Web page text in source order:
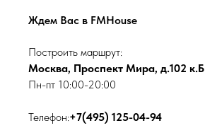
Ждем Вас в FMHouse
Построить маршрут:
Москва, Проспект Мира, д.102 к.Б
Пн-пт 10:00-20:00
Телефон:+7(495) 125-04-94